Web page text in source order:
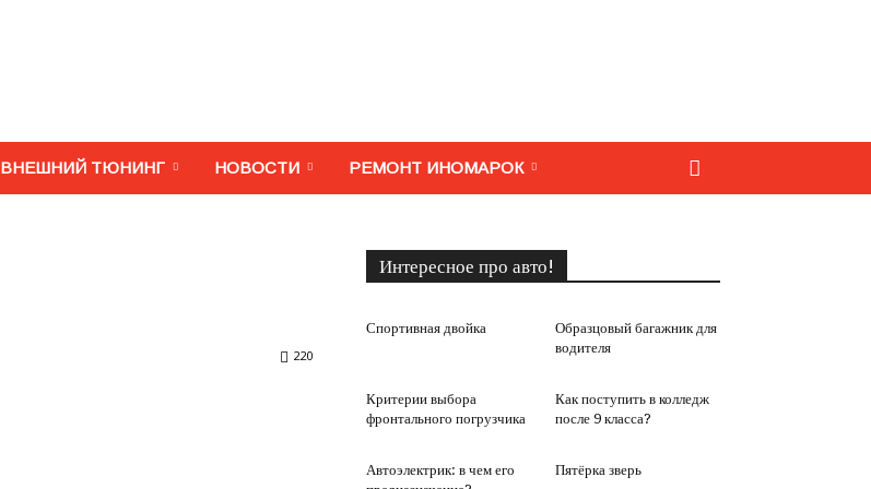
МегаВАЗ.
ВНЕШНИЙ ТЮНИНГ НОВОСТИ РЕМОНТ ИНОМАРОК
220
Интересное про авто!
Спортивная двойка
Образцовый багажник для
водителя
Критерии выбора
фронтального погрузчика
Как поступить в колледж
после 9 класса?
Автоэлектрик: в чем его
Пятёрка зверь